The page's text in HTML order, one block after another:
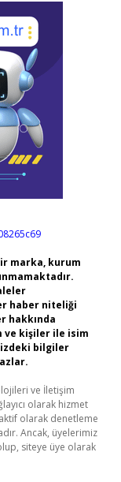
marka, kurum
haber niteliği
hakkında
ve kişiler ile isim
bilgiler
ve İletişim
olarak hizmet
olarak denetleme
Ancak, üyelerimiz
siteye üye olarak